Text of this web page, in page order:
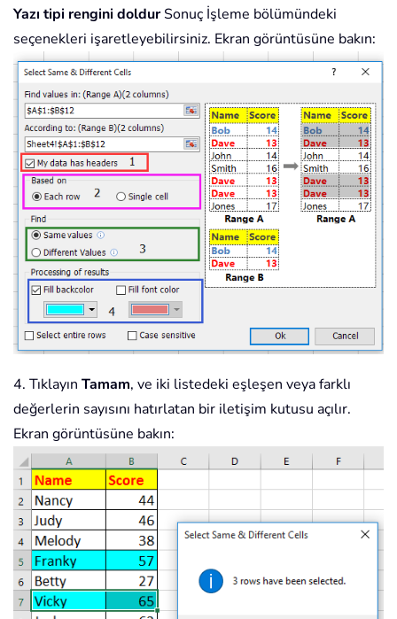
Yazı tipi rengini doldurSonuç İşleme bölümündeki
seçenekleri işaretleyebilirsiniz. Ekran görüntüsüne bakın:
4. Tıklayın Tamam, ve iki listedeki eşleşen veya farklı
değerlerin sayısını hatırlatan bir iletişim kutusu açılır.
Ekran görüntüsüne bakın: